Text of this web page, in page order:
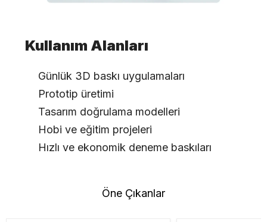
Kullanım Alanları
Günlük 3D baskı uygulamaları
Prototip üretimi
Tasarım doğrulama modelleri
Hobi ve eğitim projeleri
Hızlı ve ekonomik deneme baskıları
Öne Çıkanlar